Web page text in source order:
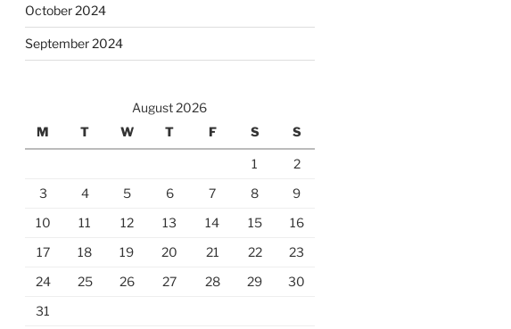
October 2024
September 2024
August 2026
M
T W T F S S
1
2
3
4 5 6 7 8
9
10
11 12 13 14 15
16
17
18 19 20 21 22
23
24
25 26 27 28 29
30
31